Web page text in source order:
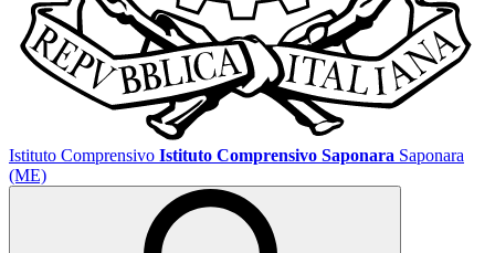
Istituto Comprensivo Istituto Comprensivo Saponara Saponara
(ME)